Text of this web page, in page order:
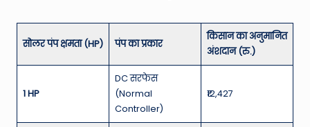
सोलर पंप क्षमता (HP) पंप का प्रकार
किसान का अनुमानित
अंशदान (रु.)
1 HP
DC सरफेस
(Normal
Controller)
₹12,427